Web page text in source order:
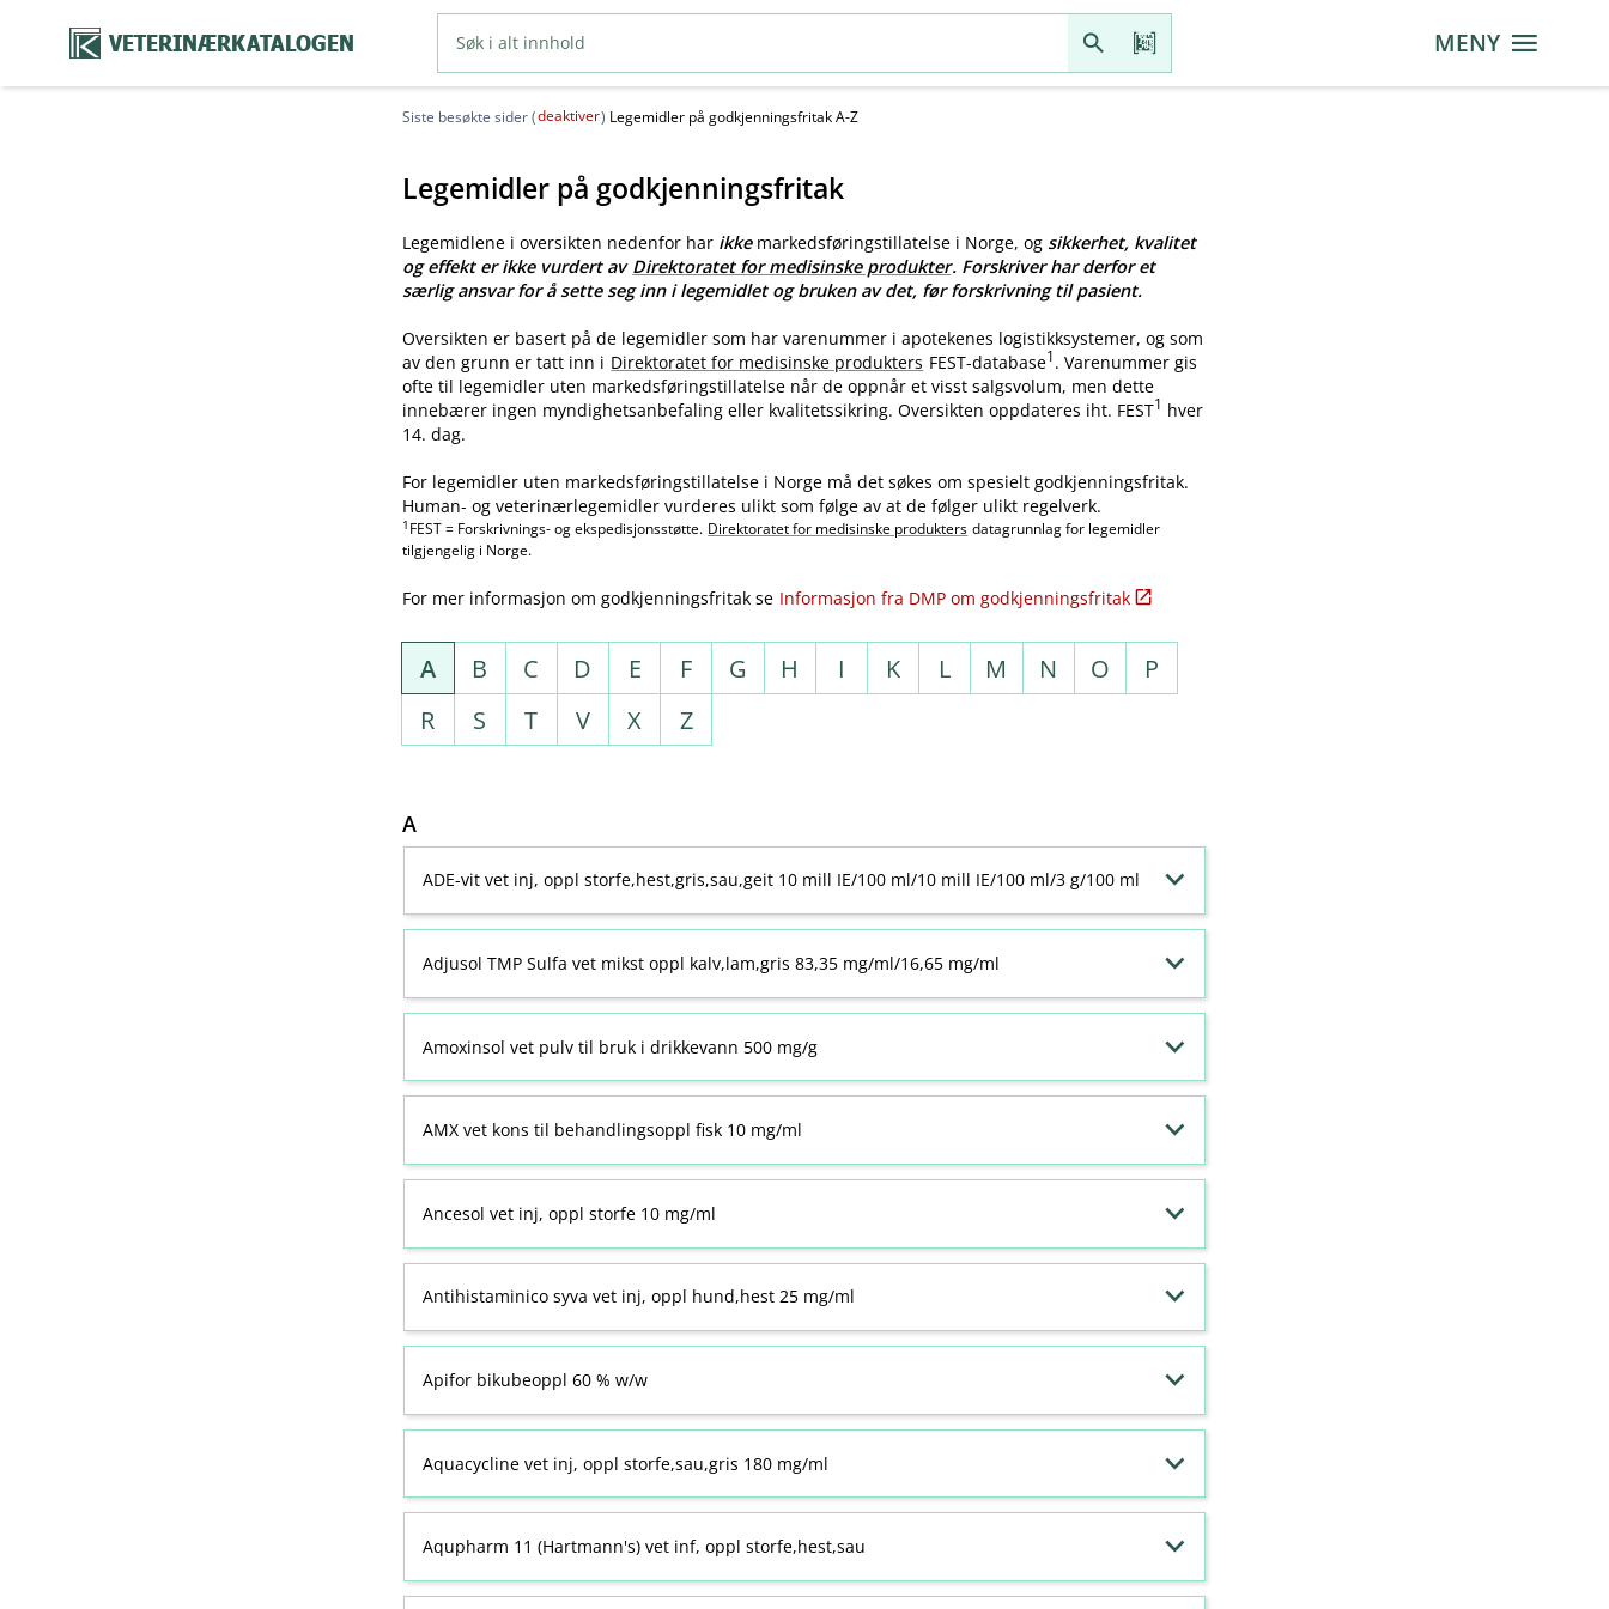
VETERINÆRKATALOGEN MENY
Siste besøkte sider (deaktiver) Legemidler på godkjenningsfritak A-Z
Legemidler på godkjenningsfritak
Legemidlene i oversikten nedenfor har ikkemarkedsføringstillatelse i Norge, og sikkerhet, kvalitet
og effekt er ikke vurdert av Direktoratet for medisinske produkter. Forskriver har derfor et
særlig ansvar for å sette seg inn i legemidlet og bruken av det, før forskrivning til pasient.
Oversikten er basert på de legemidler som har varenummer i apotekenes logistikksystemer, og som
av den grunn er tatt inn i Direktoratet for medisinske produkters FEST-database1. Varenummer gis
ofte til legemidler uten markedsføringstillatelse når de oppnår et visst salgsvolum, men dette
innebærer ingen myndighetsanbefaling eller kvalitetssikring. Oversikten oppdateres iht. FEST1 hver
14. dag.
For legemidler uten markedsføringstillatelse i Norge må det søkes om spesielt godkjenningsfritak.
Human- og veterinærlegemidler vurderes ulikt som følge av at de følger ulikt regelverk.
1 FEST = Forskrivnings- og ekspedisjonsstøtte. Direktoratet for medisinske produkters datagrunnlag for legemidler
tilgjengelig i Norge.
For mer informasjon om godkjenningsfritak se Informasjon fra DMP om godkjenningsfritak
A B C D E F G H I K L M N O
P
R
S T V X Z
A
ADE-vit vet inj, oppl storfe,hest,gris,sau,geit 10 mill IE/100 ml/10 mill IE/100 ml/3 g/100 ml
Adjusol TMP Sulfa vet mikst oppl kalv,lam,gris 83,35 mg/ml/16,65 mg/ml
Amoxinsol vet pulv til bruk i drikkevann 500 mg/g
AMX vet kons til behandlingsoppl fisk 10 mg/ml
Ancesol vet inj, oppl storfe 10 mg/ml
Antihistaminico syva vet inj, oppl hund,hest 25 mg/ml
Apifor bikubeoppl 60 % w​/​w
Aquacycline vet inj, oppl storfe,sau,gris 180 mg/ml
Aqupharm 11 (Hartmann's) vet inf, oppl storfe,hest,sau